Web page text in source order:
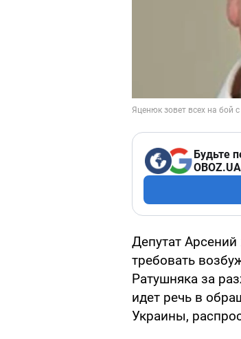
Будьте
Депутат
требовать
Ратушняка за
идет речь в
Украины,